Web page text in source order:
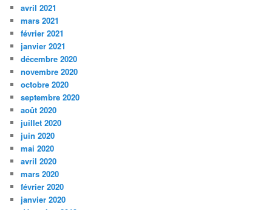
avril 2021
mars 2021
février 2021
janvier 2021
décembre 2020
novembre 2020
octobre 2020
septembre 2020
août 2020
juillet 2020
juin 2020
mai 2020
avril 2020
mars 2020
février 2020
janvier 2020